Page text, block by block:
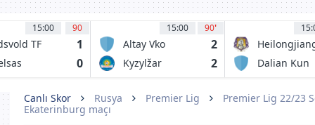
15:00 90
TF 1
0
15:00 90'
Altay Vko 2
Kyzylžar
2
Ice City FC
Dalian Kun
Canlı Skor Rusya Premier Lig Premier Lig 22/23
Ekaterinburg maçı